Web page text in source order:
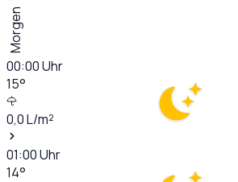
Morgen
00:00Uhr
15°
0,0L/m²
01:00Uhr
14°